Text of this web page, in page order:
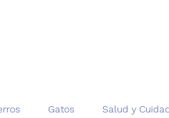
Gatos Salud y